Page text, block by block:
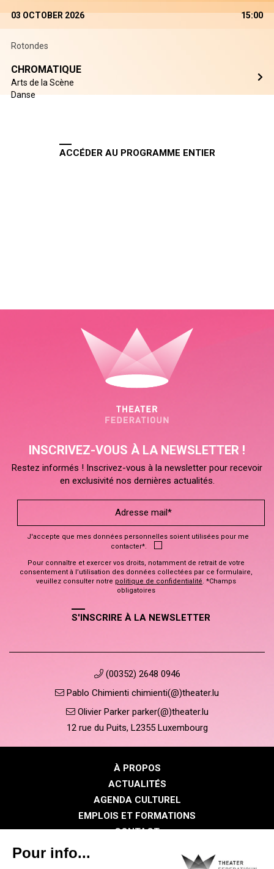
03 OCTOBER 2026 15:00
Rotondes
CHROMATIQUE
Arts de la Scène
Danse
ACCÉDER AU PROGRAMME ENTIER
INSCRIVEZ-VOUS À LA NEWSLETTER !
Restez informés ! Inscrivez-vous à la newsletter pour recevoir
en exclusivité nos dernières actualités.
J'accepte que mes données personnelles soient utilisées pour me
contacter*.
Pour connaître et exercer vos droits, notamment de retrait de votre
consentement à l’utilisation des données collectées par ce formulaire,
veuillez consulter notre politique de confidentialité. *Champs
obligatoires
S'INSCRIRE À LA NEWSLETTER
(00352) 2648 0946
Pablo Chimienti chimienti(@)theater.lu
Olivier Parker parker(@)theater.lu
12 rue du Puits, L2355 Luxembourg
À PROPOS
ACTUALITÉS
AGENDA CULTUREL
EMPLOIS ET FORMATIONS
CONTACT